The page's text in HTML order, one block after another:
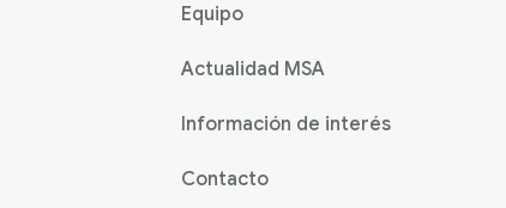
Equipo
Actualidad MSA
Información de interés
Contacto